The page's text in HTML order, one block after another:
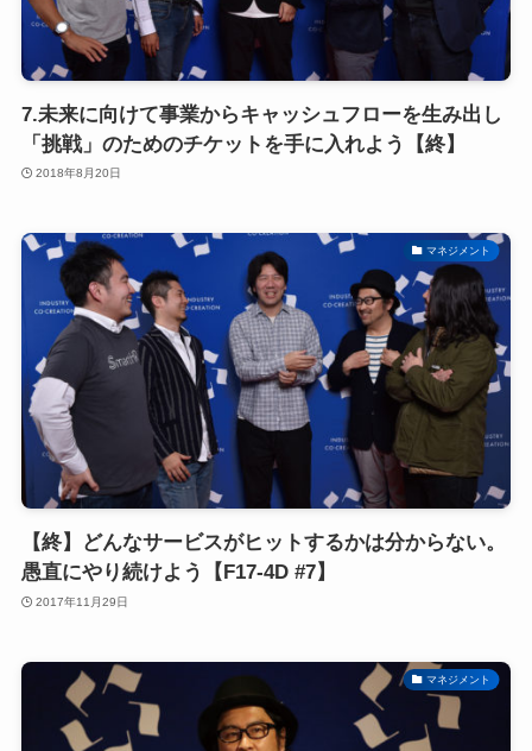
7.未来に向けて事業からキャッシュフローを生み出し
「挑戦」のためのチケットを手に入れよう【終】
2018年8月20日
マネジメント
【終】どんなサービスがヒットするかは分からない。
愚直にやり続けよう【F17-4D #7】
2017年11月29日
マネジメント